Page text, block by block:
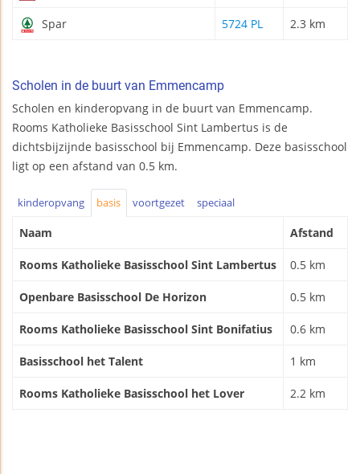
Spar 5724 PL 2.3 km
Scholen in de buurt van Emmencamp
Scholen en kinderopvang in de buurt van Emmencamp.
Rooms Katholieke Basisschool Sint Lambertus is de
dichtsbijzijnde basisschool bij Emmencamp. Deze basisschool
ligt op een afstand van 0.5 km.
kinderopvang basis voortgezet speciaal
Naam Afstand
Rooms Katholieke Basisschool Sint Lambertus 0.5 km
Openbare Basisschool De Horizon 0.5 km
Rooms Katholieke Basisschool Sint Bonifatius 0.6 km
Basisschool het Talent 1 km
Rooms Katholieke Basisschool het Lover 2.2 km